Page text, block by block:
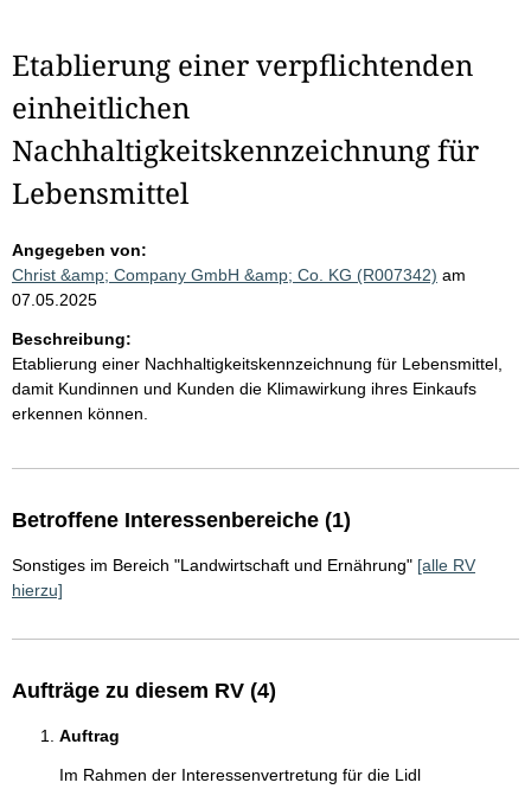
Etablierung einer verpflichtenden
einheitlichen
Nachhaltigkeitskennzeichnung für
Lebensmittel
Angegeben von:
Christ &amp; Company GmbH &amp; Co. KG (R007342) am
07.05.2025
Beschreibung:
Etablierung einer Nachhaltigkeitskennzeichnung für Lebensmittel,
damit Kundinnen und Kunden die Klimawirkung ihres Einkaufs
erkennen können.
Betroffene Interessenbereiche (1)
Sonstiges im Bereich "Landwirtschaft und Ernährung" [alle RV
hierzu]
Aufträge zu diesem RV (4)
Auftrag
Im Rahmen der Interessenvertretung für die Lidl